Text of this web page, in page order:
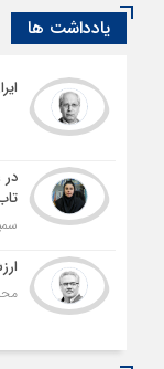
یادداشت ها